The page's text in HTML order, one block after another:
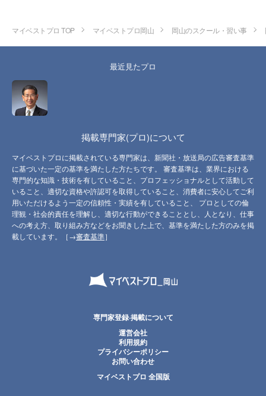
マイベストプロ TOP マイベストプロ岡山 岡山のスクール・習い事
最近見たプロ
掲載専門家(プロ)について
マイベストプロに掲載されている専門家は、新聞社・放送局の広告審査基準
に基づいた一定の基準を満たした方たちです。 審査基準は、業界における
専門的な知識・技術を有していること、プロフェッショナルとして活動して
いること、適切な資格や許認可を取得していること、消費者に安心してご利
用いただけるよう一定の信頼性・実績を有していること、 プロとしての倫
理観・社会的責任を理解し、適切な行動ができることとし、人となり、仕事
への考え方、取り組み方などをお聞きした上で、基準を満たした方のみを掲
載しています。［→審査基準］
専門家登録·掲載について
運営会社
利用規約
プライバシーポリシー
お問い合わせ
マイベストプロ 全国版